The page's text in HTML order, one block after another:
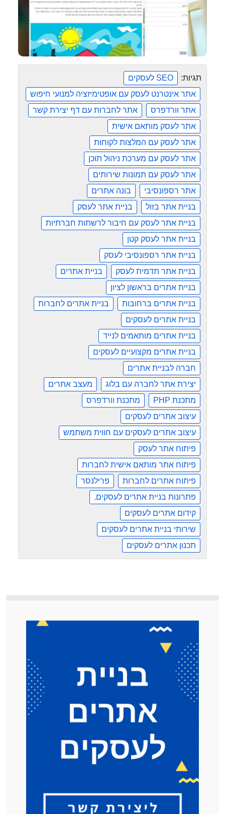
תגיות:
SEO לעסקים
אתר אינטרנט לעסק עם אופטימיזציה למנועי חיפוש
אתר וורדפרס
אתר לחברות עם דף יצירת קשר
אתר לעסק מותאם אישית
אתר לעסק עם המלצות לקוחות
אתר לעסק עם מערכת ניהול תוכן
אתר לעסק עם תמונות שירותים
אתר רספונסיבי
בונה אתרים
בניית אתר בזול
בניית אתר לעסק
בניית אתר לעסק עם חיבור לרשתות חברתיות
בניית אתר לעסק קטן
בניית אתר רספונסיבי לעסק
בניית אתר תדמית לעסק
בניית אתרים
בניית אתרים בראשון לציון
בניית אתרים ברחובות
בניית אתרים לחברות
בניית אתרים לעסקים
בניית אתרים מותאמים לנייד
בניית אתרים מקצועיים לעסקים
חברה לבניית אתרים
יצירת אתר לחברה עם בלוג
מעצב אתרים
מתכנת PHP
מתכנת וורדפרס
עיצוב אתרים לעסקים
עיצוב אתרים לעסקים עם חווית משתמש
פיתוח אתר לעסק
פיתוח אתר מותאם אישית לחברות
פיתוח אתרים לחברות
פרילנסר
פתרונות בניית אתרים לעסקים.
קידום אתרים לעסקים
שירותי בניית אתרים לעסקים
תכנון אתרים לעסקים